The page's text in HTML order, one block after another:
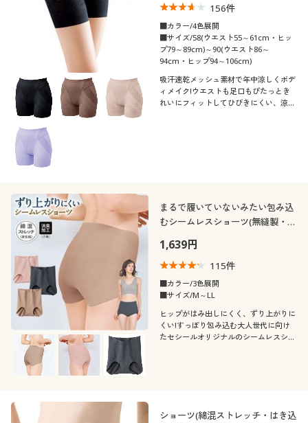
156件
■カラー/4色展開
■サイズ/58(ウエスト55～61cm・ヒッ
プ79～89cm)～90(ウエスト86～
94cm・ヒップ94～106cm)
吸汗速乾メッシュ素材で年中涼しくボデ
ィメイク!ウエストも足口もぴたっとき
れいにフィットしてひびきにくい、涼ぴ
まるで履いていないみたい包み込
むシームレスショーツ(無縫製・接
1,639円
115件
■カラー/3色展開
■サイズ/M～LL
ヒップがはみ出しにくく、ずり上がりに
くい!すっぽり包み込む大人世代に向け
たセシールオリジナルのシームレスショ
ショーツ(綿混ストレッチ・はき込